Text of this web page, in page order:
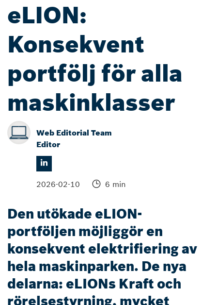
eLION:
Konsekvent
portfölj för alla
maskinklasser
Web Editorial Team
Editor
2026-02-10 6 min
Den utökade eLION-
portföljen möjliggör en
konsekvent elektrifiering av
hela maskinparken. De nya
delarna: eLIONs Kraft och
rörelsestyrning, mycket